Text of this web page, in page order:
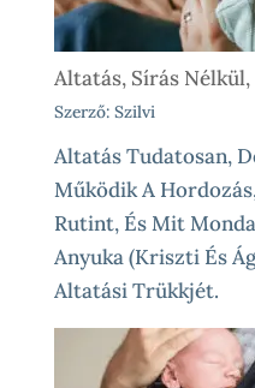
Altatás, Sírás
Szerző: Szilvi
Altatás Tudatosan,
Működik A
Rutint, És Mit
Anyuka (Kriszti És
Altatási Trükkjét.